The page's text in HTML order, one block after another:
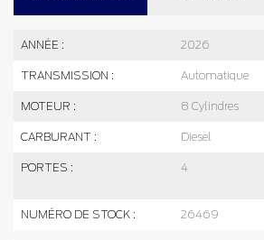
ANNÉE : 2026
TRANSMISSION : Automatique
MOTEUR : 8 Cylindres
CARBURANT : Diesel
PORTES : 4
NUMÉRO DE STOCK : 26469